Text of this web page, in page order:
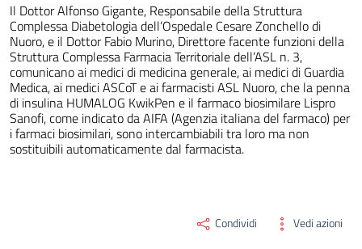
Il Dottor Alfonso Gigante, Responsabile della Struttura
Complessa Diabetologia dell’Ospedale Cesare Zonchello di
Nuoro, e il Dottor Fabio Murino, Direttore facente funzioni della
Struttura Complessa Farmacia Territoriale dell’ASL n. 3,
comunicano ai medici di medicina generale, ai medici di Guardia
Medica, ai medici ASCoT e ai farmacisti ASL Nuoro, che la penna
di insulina HUMALOG KwikPen e il farmaco biosimilare Lispro
Sanofi, come indicato da AIFA (Agenzia italiana del farmaco) per
i farmaci biosimilari, sono intercambiabili tra loro ma non
sostituibili automaticamente dal farmacista.
Condividi Vedi azioni